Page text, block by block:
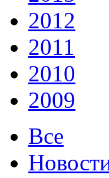
2012
2011
2010
2009
Все